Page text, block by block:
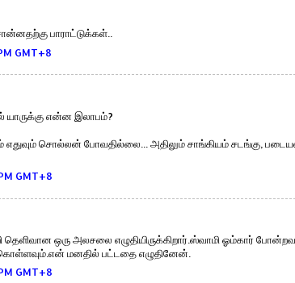
பாராட்டுக்கள்..
GMT+8
யாருக்கு என்ன இலாபம்?
சொல்லன் போவதில்லை... அதிலும் சாங்கியம் சடங்கு,
GMT+8
ஒரு அலசலை எழுதியிருக்கிறார்.ஸ்வாமி ஓம்கார்
கொள்ளவும்.என் மனதில் பட்டதை எழுதினேன்.
GMT+8